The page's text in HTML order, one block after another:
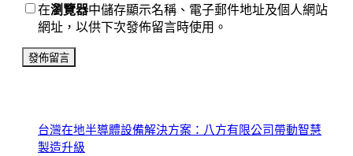
在瀏覽器中儲存顯示名稱、電子郵件地址及個人網站
網址，以供下次發佈留言時使用。
台灣在地半導體設備解決方案：八方有限公司帶動智慧
製造升級